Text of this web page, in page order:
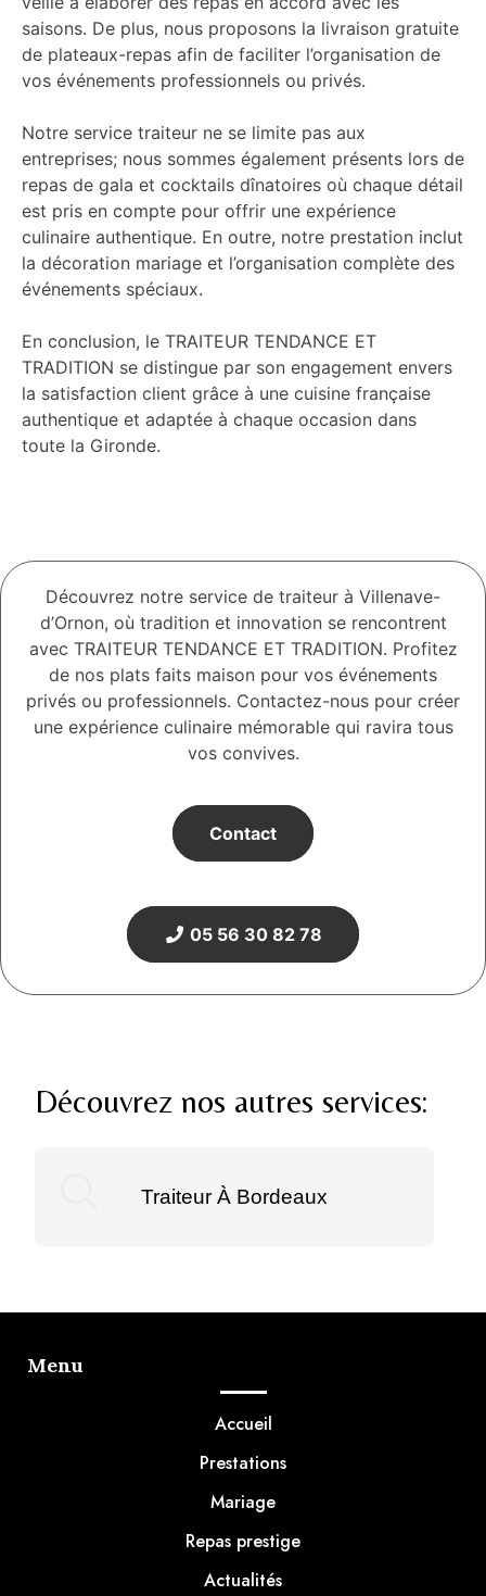
saisons. De plus, nous proposons la livraison gratuite
de plateaux-repas afin de faciliter l’organisation de
vos événements professionnels ou privés.
Notre service traiteur ne se limite pas aux
entreprises; nous sommes également présents lors de
repas de gala et cocktails dînatoires où chaque détail
est pris en compte pour offrir une expérience
culinaire authentique. En outre, notre prestation inclut
la décoration mariage et l’organisation complète des
événements spéciaux.
En conclusion, le TRAITEUR TENDANCE ET
TRADITION se distingue par son engagement envers
la satisfaction client grâce à une cuisine française
authentique et adaptée à chaque occasion dans
toute la Gironde.
Découvrez notre service de traiteur à Villenave-
d’Ornon, où tradition et innovation se rencontrent
avec TRAITEUR TENDANCE ET TRADITION. Profitez
de nos plats faits maison pour vos événements
privés ou professionnels. Contactez-nous pour créer
une expérience culinaire mémorable qui ravira tous
vos convives.
Contact
05 56 30 82 78
Découvrez nos autres services:
Traiteur À Bordeaux
Menu
Accueil
Prestations
Mariage
Repas prestige
Actualités